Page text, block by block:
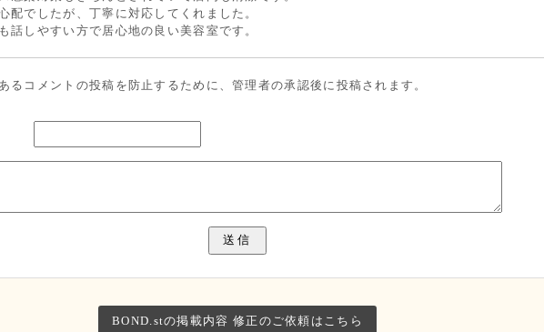
配でしたが、丁寧に対応してくれました。
話しやすい方で居心地の良い美容室です。
るコメントの投稿を防止するために、管理者の承認後に投稿されます。
BOND.stの掲載内容 修正のご依頼はこちら